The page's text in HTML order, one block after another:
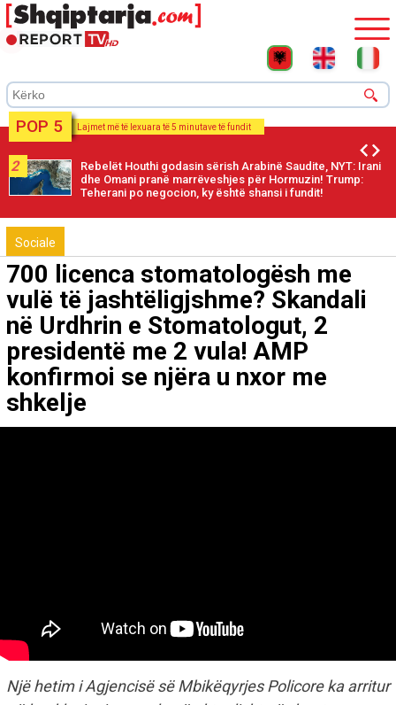
POP 5 Lajmet më të lexuara të 5 minutave të fundit
2
Rebelët Houthi godasin sërish Arabinë Saudite, NYT: Irani
dhe Omani pranë marrëveshjes për Hormuzin! Trump:
Teherani po negocion, ky është shansi i fundit!
Sociale
700 licenca stomatologësh me
vulë të jashtëligjshme? Skandali
në Urdhrin e Stomatologut, 2
presidentë me 2 vula! AMP
konfirmoi se njëra u nxor me
shkelje
Një hetim i Agjencisë së Mbikëqyrjes Policore ka arritur